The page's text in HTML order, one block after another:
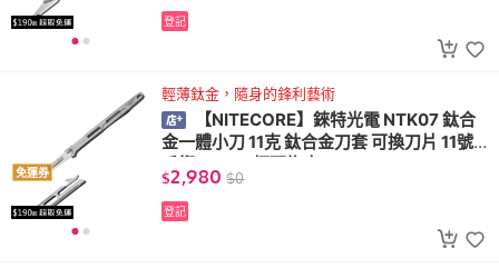
登記
免運券
輕薄鈦金，隨身的鋒利藝術
【NITECORE】錸特光電 NTK07 鈦合
金一體小刀 11克 鈦合金刀套 可換刀片 11號
手術刀 EDC 標配抱夾
$2,980 $0
登記